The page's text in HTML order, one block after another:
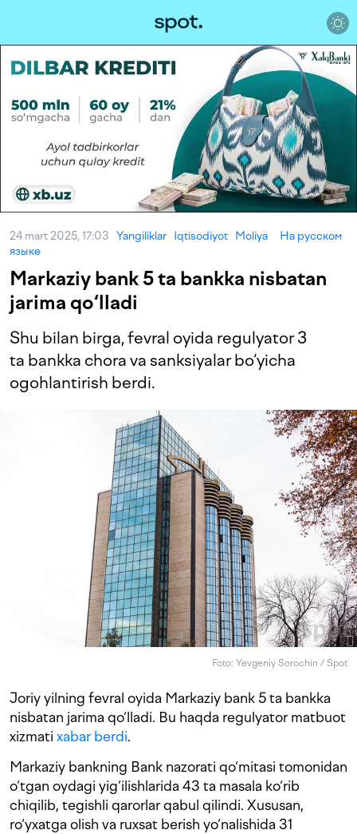
24 mart 2025, 17:03 Yangiliklar Iqtisodiyot Moliya
На русском
языке
Markaziy bank 5 ta bankka nisbatan
jarima qo‘lladi
Shu bilan birga, fevral oyida regulyator 3
ta bankka chora va sanksiyalar bo‘yicha
ogohlantirish berdi.
Foto: Yevgeniy Sorochin / Spot
Joriy yilning fevral oyida Markaziy bank 5 ta bankka
nisbatan jarima qo‘lladi. Bu haqda regulyator matbuot
xizmati xabar berdi.
Markaziy bankning Bank nazorati qo‘mitasi tomonidan
o‘tgan oydagi yig‘ilishlarida 43 ta masala ko‘rib
chiqilib, tegishli qarorlar qabul qilindi. Xususan,
ro‘yxatga olish va ruxsat berish yo‘nalishida 31